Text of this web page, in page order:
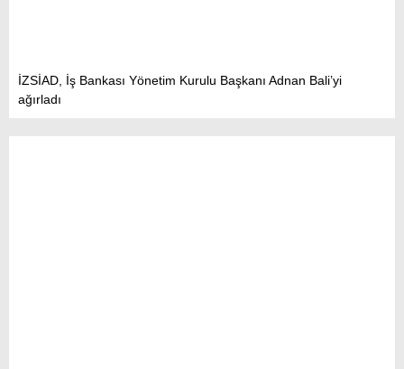
İZSİAD, İş Bankası Yönetim Kurulu Başkanı Adnan Bali’yi
ağırladı